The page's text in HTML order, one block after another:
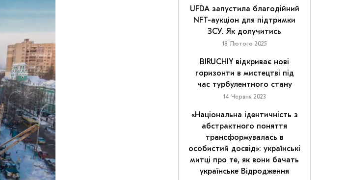
UFDA запустила благодійний
NFT-аукціон для підтримки
ЗСУ. Як долучитись
18 Лютого 2025
BIRUCHIY відкриває нові
горизонти в мистецтві під
час турбулентного стану
14 Червня 2023
«Національна ідентичність з
абстрактного поняття
трансформувалась в
особистий досвід»: українські
митці про те, як вони бачать
українське Відродження